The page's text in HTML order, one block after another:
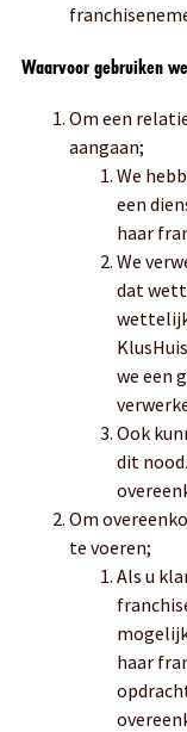
Waarvoor gebruiken
Om een
aangaan;
We
een
haar
We
dat
we een
Ook
dit
Om
te voeren;
Als u
haar